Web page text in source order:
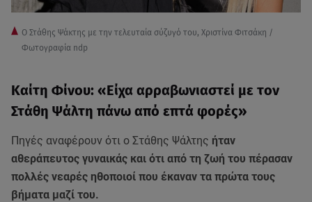
O Στάθης Ψάκτης με την τελευταία σύζυγό του, Χριστίνα Φιτσάκη /
Φωτογραφία ndp
Καίτη Φίνου: «Είχα αρραβωνιαστεί με τον
Στάθη Ψάλτη πάνω από επτά φορές»
Πηγές αναφέρουν ότι ο Στάθης Ψάλτης ήταν
αθεράπευτος γυναικάς και ότι από τη ζωή του πέρασαν
πολλές νεαρές ηθοποιοί που έκαναν τα πρώτα τους
βήματα μαζί του.